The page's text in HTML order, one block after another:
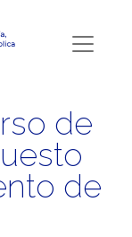
de
de